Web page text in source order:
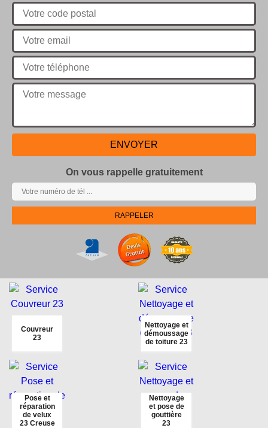
On vous rappelle gratuitement
Couvreur
23
Nettoyage et
démoussage
de toiture 23
Pose et
réparation
de velux
23 Creuse
Nettoyage
et pose de
gouttière
23